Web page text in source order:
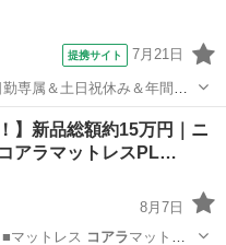
提携サイト 7月21日
専属＆土日祝休み＆年間休
ー通勤OK＆無料駐車場あり
県常陸大宮市》 人気の
他
】新品総額約15万円｜ニ
アラマットレスPL…
8月7日
マットレスPLUS… ■マットレス コアラマットレ